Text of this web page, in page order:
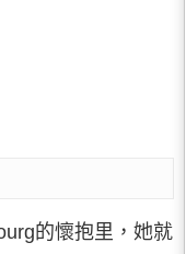
的懷抱里，她就